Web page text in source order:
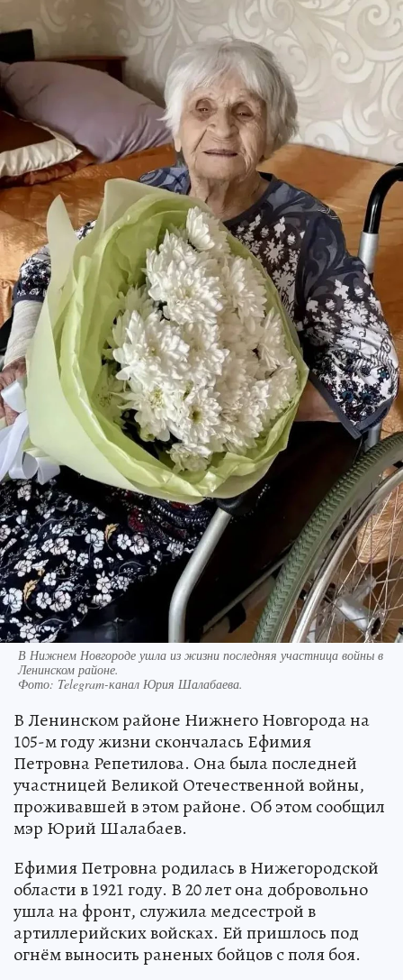
В Нижнем Новгороде ушла из жизни последняя участница войны в
Ленинском районе.
Фото: Telegram-канал Юрия Шалабаева.
В Ленинском районе Нижнего Новгорода на
105-м году жизни скончалась Ефимия
Петровна Репетилова. Она была последней
участницей Великой Отечественной войны,
проживавшей в этом районе. Об этом сообщил
мэр Юрий Шалабаев.
Ефимия Петровна родилась в Нижегородской
области в 1921 году. В 20 лет она добровольно
ушла на фронт, служила медсестрой в
артиллерийских войсках. Ей пришлось под
огнём выносить раненых бойцов с поля боя.